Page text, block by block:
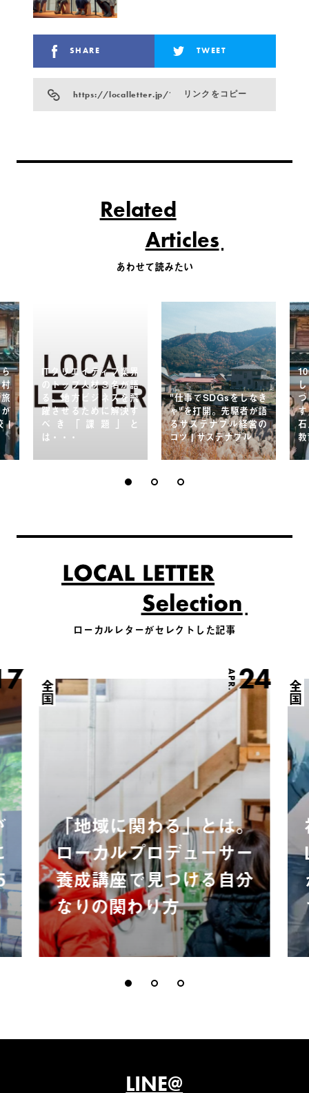
SHARE TWEET
https://localletter.jp/?p=24410リンクをコピー
Related
Articles
あわせて読みたい
|
ITクリエイティブ業界
のトップ人材３名が語
る。地方ビジネスを飛
躍させるために解決す
べき「課題」と
は・・・
"仕事でSDGsをしなき
ゃ"を打開。先駆者が語
るサステナブル経営の
コツ | サステナブル
ローカルレターがセレクトした記事
APR.24
全国
「地域に関わる」とは。
ローカルプロデューサー
養成講座で見つける自分
なりの関わり方
全国
LINE@